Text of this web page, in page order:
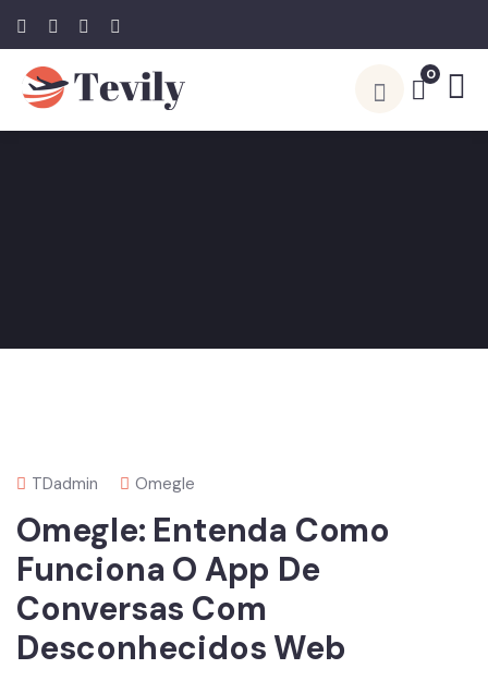
0
TDadmin Omegle
Omegle: Entenda Como
Funciona O App De
Conversas Com
Desconhecidos Web